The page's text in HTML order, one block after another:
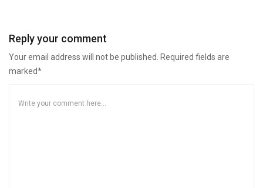
Reply your comment
Your email address will not be published. Required fields are
marked*